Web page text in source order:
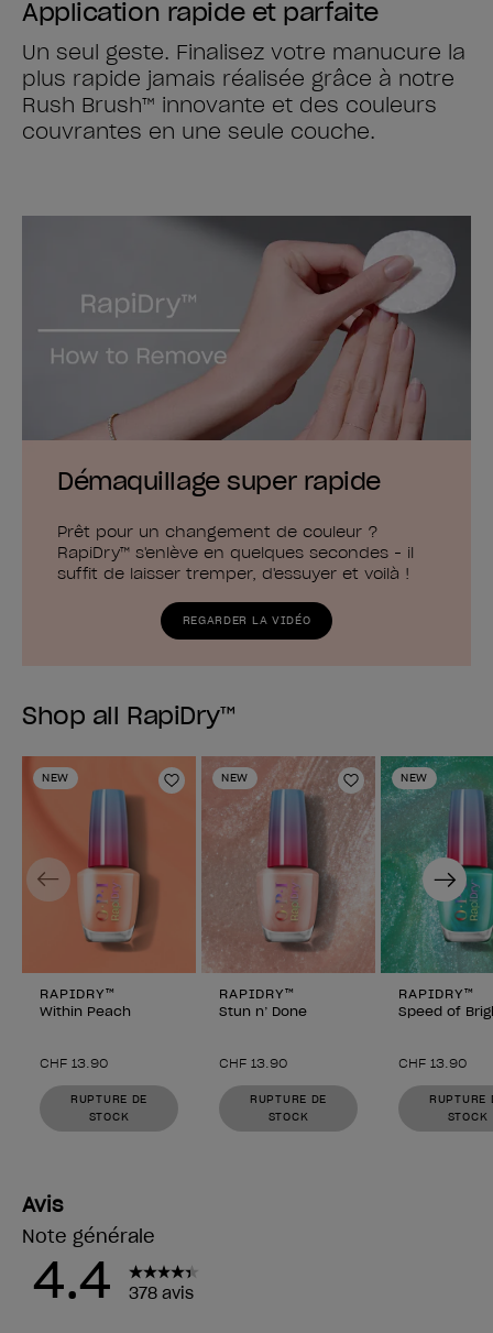
Application rapide et parfaite
Un seul geste. Finalisez votre manucure la
plus rapide jamais réalisée grâce à notre
Rush Brush™ innovante et des couleurs
couvrantes en une seule couche.
Démaquillage super rapide
Prêt pour un changement de couleur ?
RapiDry™ s'enlève en quelques secondes - il
suffit de laisser tremper, d'essuyer et voilà !
REGARDER LA VIDÉO
Shop all RapiDry™
NEW
Ajouter à la liste de souhaits
RAPIDRY™
Within Peach
CHF 13.90
RUPTURE DE
STOCK
NEW
Ajouter à la
RAPIDRY™
Stun n’ Done
CHF 13.90
RUPTURE DE
STOCK
NEW
RAPIDRY™
Speed of
CHF 13.90
RUPTURE
STOCK
Previous Next